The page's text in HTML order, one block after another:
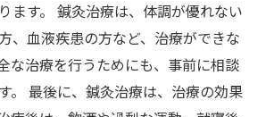
ます。 鍼灸治療は、体調が優れない
、血液疾患の方など、治療ができな
な治療を行うためにも、事前に相談
。 最後に、鍼灸治療は、治療の効果